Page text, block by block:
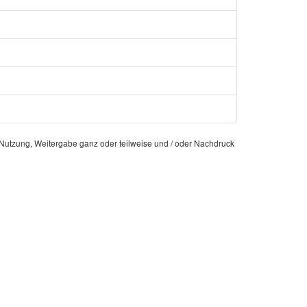
Weitergabe ganz oder teilweise und / oder Nachdruck